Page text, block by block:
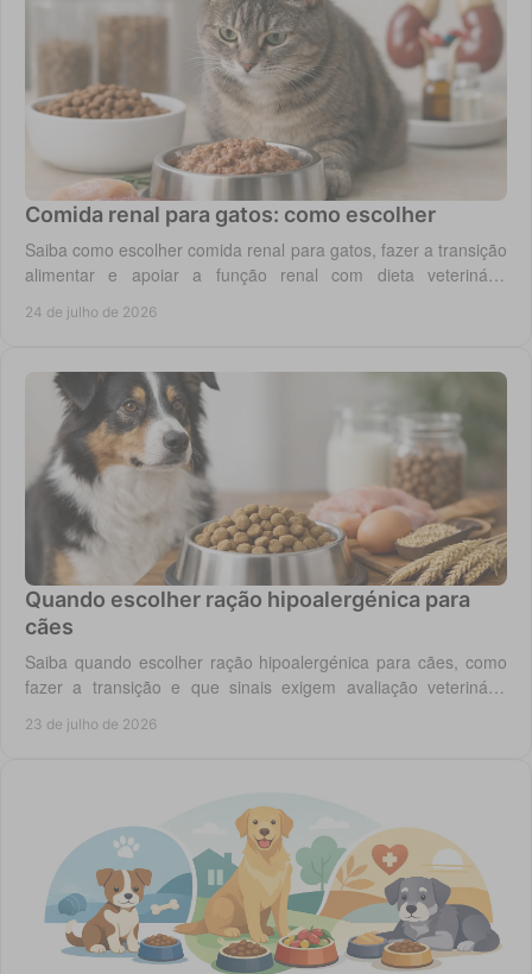
Comida renal para gatos: como escolher
Saiba como escolher comida renal para gatos, fazer a transição
alimentar e apoiar a função renal com dieta veterinária
24 de julho de 2026
Quando escolher ração hipoalergénica para
cães
Saiba quando escolher ração hipoalergénica para cães, como
fazer a transição e que sinais exigem avaliação veterinária
23 de julho de 2026